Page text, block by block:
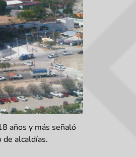
años y más señaló
alcaldías.